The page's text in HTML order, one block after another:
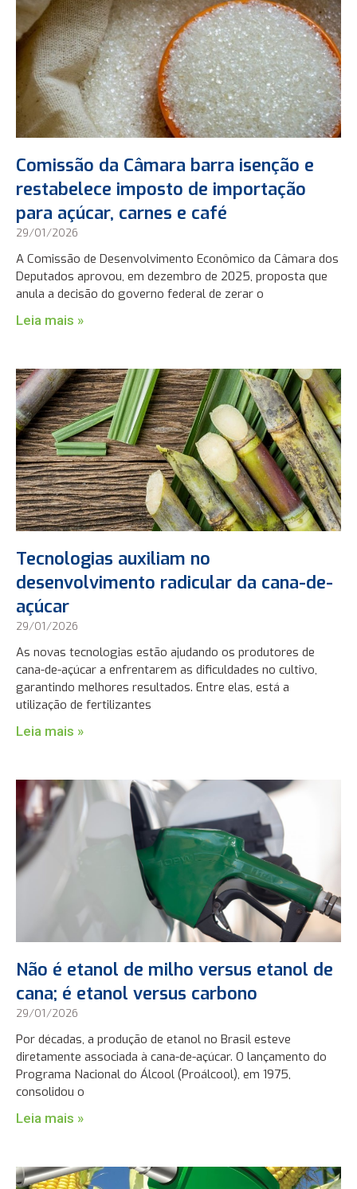
Comissão da Câmara barra isenção e
restabelece imposto de importação
para açúcar, carnes e café
29/01/2026
A Comissão de Desenvolvimento Econômico da Câmara dos
Deputados aprovou, em dezembro de 2025, proposta que
anula a decisão do governo federal de zerar o
Leia mais »
Tecnologias auxiliam no
desenvolvimento radicular da cana-de-
açúcar
29/01/2026
As novas tecnologias estão ajudando os produtores de
cana-de-açúcar a enfrentarem as dificuldades no cultivo,
garantindo melhores resultados. Entre elas, está a
utilização de fertilizantes
Leia mais »
Não é etanol de milho versus etanol de
cana; é etanol versus carbono
29/01/2026
Por décadas, a produção de etanol no Brasil esteve
diretamente associada à cana-de-açúcar. O lançamento do
Programa Nacional do Álcool (Proálcool), em 1975,
consolidou o
Leia mais »